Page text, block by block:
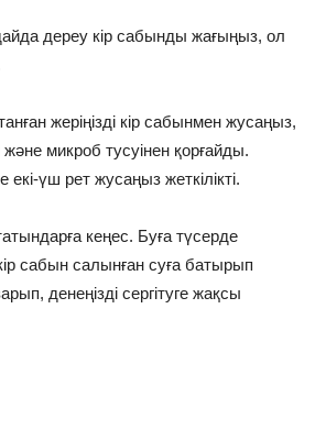
дереу кір сабынды жағыңыз, ол
жеріңізді кір сабынмен жусаңыз,
микроб тусуінен қорғайды.
екі-үш рет жусаңыз жеткілікті.
кеңес. Буға түсерде
сабын салынған суға батырып
денеңізді сергітуге жақсы